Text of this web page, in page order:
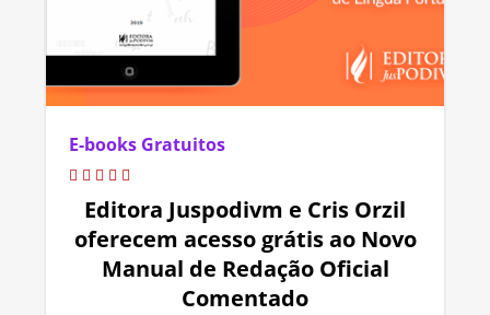
E-books Gratuitos
Editora Juspodivm e Cris Orzil
oferecem acesso grátis ao Novo
Manual de Redação Oficial
Comentado